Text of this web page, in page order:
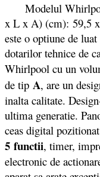
Modelul
x L x A) (cm): 59,5
este o optiune de
dotarilor tehnice de
Whirlpool cu un
de tip A, are un
inalta calitate.
ultima generatie.
ceas digital
5 functii, timer,
electronic de